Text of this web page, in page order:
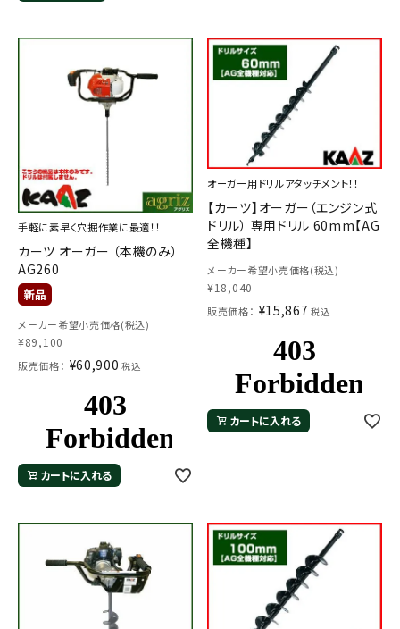
手軽に素早く穴掘作業に最適！！
カーツ オーガー （本機のみ）
AG260
メーカー希望小売価格(税込)
¥89,100
販売価格： ¥60,900 税込
カートに入れる
オーガー用ドリルアタッチメント！！
【カーツ】オーガー（エンジン式
ドリル） 専用ドリル 60mm【AG
全機種】
メーカー希望小売価格(税込)
¥18,040
販売価格： ¥15,867 税込
カートに入れる